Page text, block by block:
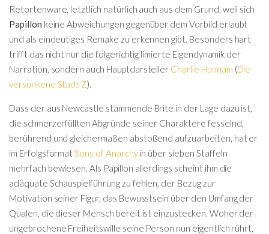
Retortenware, letztlich natürlich auch aus dem Grund, weil sich
Papillon keine Abweichungen gegenüber dem Vorbild erlaubt
und als eindeutiges Remake zu erkennen gibt. Besonders hart
trifft das nicht nur die folgerichtig limierte Eigendynamik der
Narration, sondern auch Hauptdarsteller Charlie Hunnam (Die
versunkene Stadt Z).
Dass der aus Newcastle stammende Brite in der Lage dazu ist,
die schmerzerfüllten Abgründe seiner Charaktere fesselnd,
berührend und gleichermaßen abstoßend aufzuarbeiten, hat er
im Erfolgsformat Sons of Anarchyin über sieben Staffeln
mehrfach bewiesen. Als Papillon allerdings scheint ihm die
adäquate Schauspielführung zu fehlen, der Bezug zur
Motivation seiner Figur, das Bewusstsein über den Umfang der
Qualen, die dieser Mensch bereit ist einzustecken. Woher der
ungebrochene Freiheitswille seine Person nun eigentlich rührt,